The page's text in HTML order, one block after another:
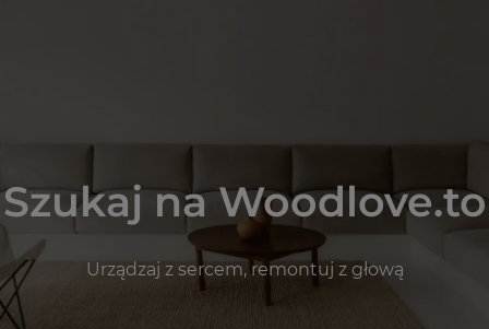
Szukaj na Woodlove.to
Urządzaj z sercem, remontuj z głową